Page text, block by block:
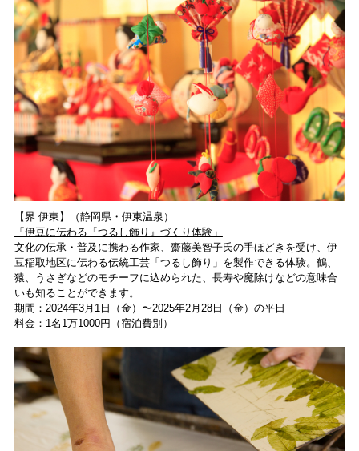
【界 伊東】（静岡県・伊東温泉）
「伊⾖に伝わる『つるし飾り』づくり体験」
⽂化の伝承・普及に携わる作家、齋藤美智⼦⽒の⼿ほどきを受け、伊
⾖稲取地区に伝わる伝統⼯芸「つるし飾り」を製作できる体験。鶴、
猿、うさぎなどのモチーフに込められた、⻑寿や魔除けなどの意味合
いも知ることができます。
期間：2024年3⽉1⽇（金）〜2025年2⽉28⽇（金）の平⽇
料⾦：1名1万1000円（宿泊費別）